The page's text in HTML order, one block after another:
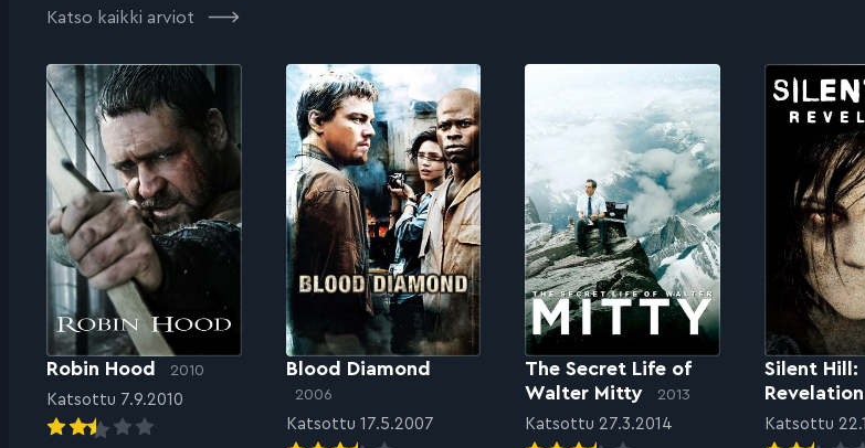
Katso kaikki arviot
Robin Hood 2010
Katsottu 7.9.2010
Blood Diamond
2006
Katsottu 17.5.2007
The Secret Life of
Walter Mitty
2013
Katsottu 27.3.2014
Silent Hill:
Revelation
Katsottu